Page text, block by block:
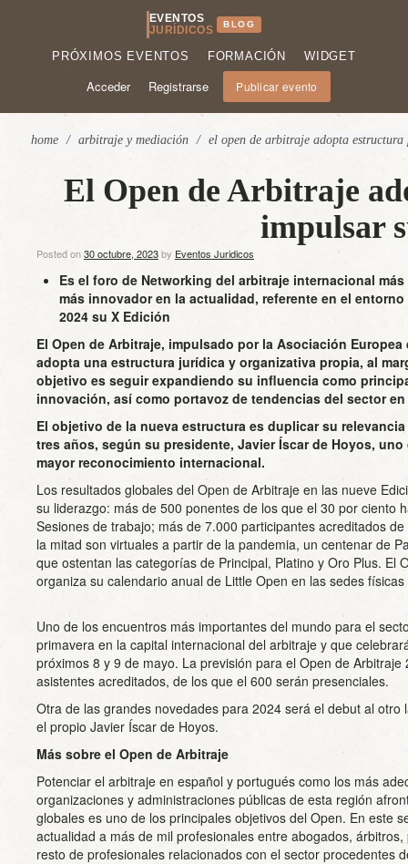
EVENTOS
JURÍDICOS
BLOG
PRÓXIMOS EVENTOS FORMACIÓN WIDGET
Acceder Registrarse Publicar evento
home / arbitraje y mediación / el open de arbitraje adopta
El Open de Arbitraje
impulsar
Posted on30 octubre, 2023by Eventos Juridicos
Es el foro de Networking del arbitraje internacional
más innovador en la actualidad, referente en el
2024 su X Edición
El Open de Arbitraje, impulsado por la Asociación
adopta una estructura jurídica y organizativa propia, al
objetivo es seguir expandiendo su influencia como
innovación, así como portavoz de tendencias del sector
El objetivo de la nueva estructura es duplicar su
tres años, según su presidente, Javier Íscar de Hoyos,
mayor reconocimiento internacional.
Los resultados globales del Open de Arbitraje en las nueve
su liderazgo: más de 500 ponentes de los que el 30 por ciento
Sesiones de trabajo; más de 7.000 participantes acreditados
la mitad son virtuales a partir de la pandemia, un centenar de
que ostentan las categorías de Principal, Platino y Oro Plus. El
organiza su calendario anual de Little Open en las sedes
Uno de los encuentros más importantes del mundo para el
primavera en la capital internacional del arbitraje y que
próximos 8 y 9 de mayo. La previsión para el Open de
asistentes acreditados, de los que el 600 serán presenciales.
Otra de las grandes novedades para 2024 será el debut al otro
el propio Javier Íscar de Hoyos.
Más sobre el Open de Arbitraje
Potenciar el arbitraje en español y portugués como los más
organizaciones y administraciones públicas de esta región
globales es uno de los principales objetivos del Open. En este
actualidad a más de mil profesionales entre abogados,
resto de profesionales relacionados con el sector procedentes